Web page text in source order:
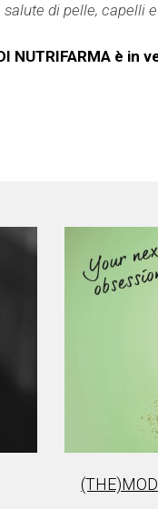
di pelle, capelli
NUTRIFARMA è